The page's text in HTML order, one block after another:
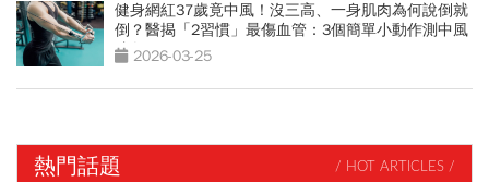
健身網紅37歲竟中風！沒三高、一身肌肉為何說倒就
倒？醫揭「2習慣」最傷血管：3個簡單小動作測中風
跡象2026-03-25
熱門話題 / HOT ARTICLES /